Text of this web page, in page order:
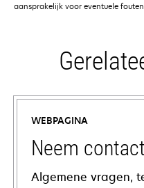
aansprakelijk voor eventuele
WEBPAGINA
Neem
Algemene vragen,